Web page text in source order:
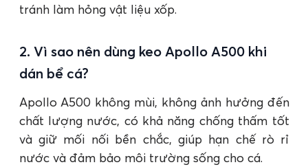
tránh làm hỏng vật liệu xốp.
2. Vì sao nên dùng keo Apollo A500 khi
dán bể cá?
Apollo A500 không mùi, không ảnh hưởng đến
chất lượng nước, có khả năng chống thấm tốt
và giữ mối nối bền chắc, giúp hạn chế rò rỉ
nước và đảm bảo môi trường sống cho cá.